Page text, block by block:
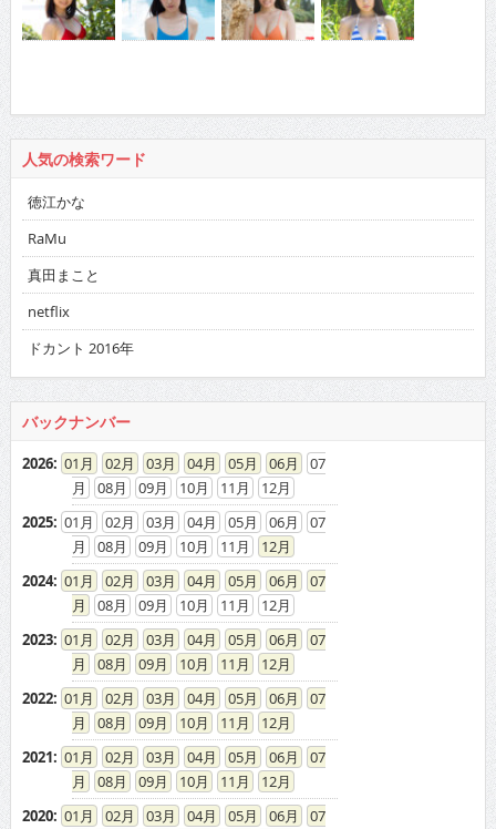
人気の検索ワード
徳江かな
RaMu
真田まこと
netflix
ドカント 2016年
バックナンバー
2026: 01 02 03 04 05 06
07
08
09 10 11
12
2025: 01 02 03 04 05 06
07
08
09 10 11
12
2024: 01 02 03 04 05 06
07
08
09 10 11
12
2023: 01 02 03 04 05 06
07
08
09 10 11
12
2022: 01 02 03 04 05 06
07
08
09 10 11
12
2021: 01 02 03 04 05 06
07
08
09 10 11
12
2020: 01 02 03 04 05 06
07